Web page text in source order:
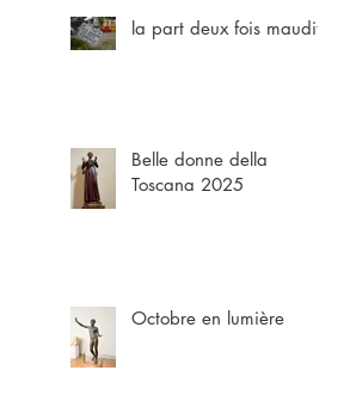
la part deux fois maudite
Belle donne della
Toscana 2025
Octobre en lumière